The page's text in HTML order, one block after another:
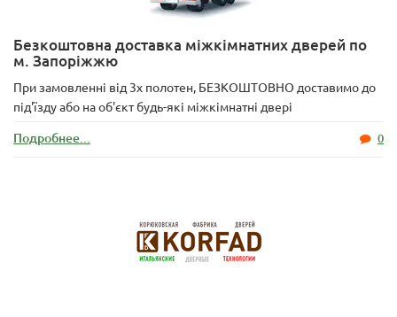
Безкоштовна доставка міжкімнатних дверей по
м. Запоріжжю
При замовленні від 3х полотен, БЕЗКОШТОВНО доставимо до
під'їзду або на об'єкт будь-які міжкімнатні двері
Подробнее... 0